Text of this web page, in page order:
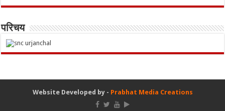
परिचय
Website Developed by - Prabhat Media Creations